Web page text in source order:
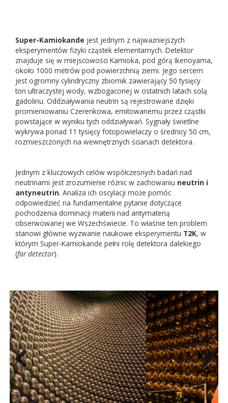
Super-Kamiokande jest jednym z najważniejszych
eksperymentów fizyki cząstek elementarnych. Detektor
znajduje się w miejscowości Kamioka, pod górą Ikenoyama,
około 1000 metrów pod powierzchnią ziemi. Jego sercem
jest ogromny cylindryczny zbiornik zawierający 50 tysięcy
ton ultraczystej wody, wzbogaconej w ostatnich latach solą
gadolinu. Oddziaływania neutrin są rejestrowane dzięki
promieniowaniu Czerenkowa, emitowanemu przez cząstki
powstające w wyniku tych oddziaływań. Sygnały świetlne
wykrywa ponad 11 tysięcy fotopowielaczy o średnicy 50 cm,
rozmieszczonych na wewnętrznych ścianach detektora.
Jednym z kluczowych celów współczesnych badań nad
neutrinami jest zrozumienie różnic w zachowaniu neutrin i
antyneutrin. Analiza ich oscylacji może pomóc
odpowiedzieć na fundamentalne pytanie dotyczące
pochodzenia dominacji materii nad antymaterią
obserwowanej we Wszechświecie. To właśnie ten problem
stanowi główne wyzwanie naukowe eksperymentu T2K, w
którym Super-Kamiokande pełni rolę detektora dalekiego
(far detector).
Previo
us
Next